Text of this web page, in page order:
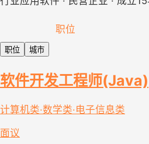
职位
职位 城市
软件开发工程师(Java)
计算机类·数学类·电子信息类
面议